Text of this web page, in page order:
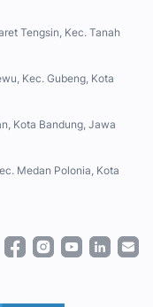
Tengsin, Kec. Tanah
Kec. Gubeng, Kota
Kota Bandung, Jawa
Medan Polonia, Kota